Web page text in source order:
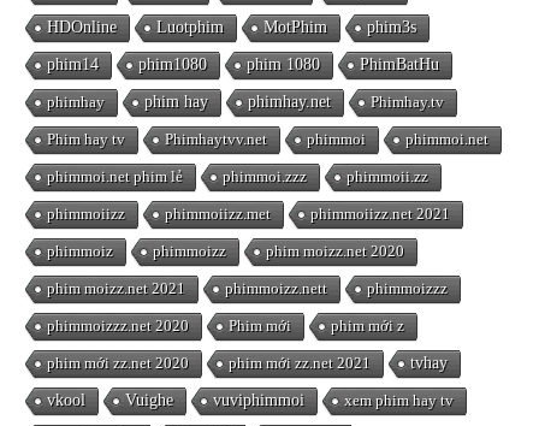
HDOnline Luotphim MotPhim phim3s
phim14 phim1080 phim 1080 PhimBatHu
phimhay phim hay phimhay.net Phimhay.tv
Phim hay tv Phimhaytvv.net phimmoi phimmoi.net
phimmoi.net phim lẻ phimmoi.zzz phimmoii.zz
phimmoiizz phimmoiizz.met phimmoiizz.net 2021
phimmoiz phimmoizz phim moizz.net 2020
phim moizz.net 2021 phimmoizz.nett phimmoizzz
phimmoizzz.net 2020 Phim mới phim mới z
phim mới zz.net 2020 phim mới zz.net 2021 tvhay
vkool Vuighe vuviphimmoi xem phim hay tv